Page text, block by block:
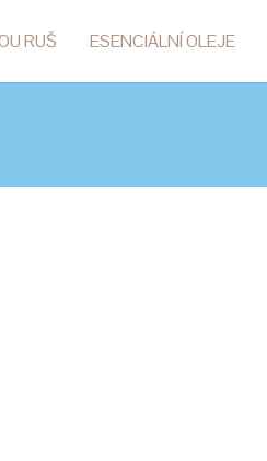
RUŠ ESENCIÁLNÍ OLEJE